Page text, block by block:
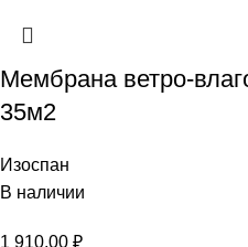
странице "Оплата и Доставка"
Мембрана ветро-
35м2
Изоспан
В наличии
1 910,00 ₽